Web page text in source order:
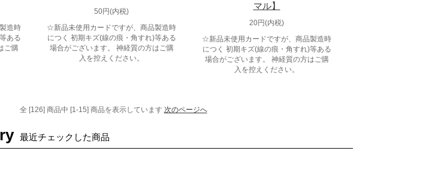
造時
ある
ご購
50円(内税)
☆新品未使用カードですが、商品製造時
につく 初期キズ(線の痕・角すれ)等ある
場合がございます。 神経質の方はご購
入を控えください。
マル】
20円(内税)
☆新品未使用カードですが、商品製造時
につく 初期キズ(線の痕・角すれ)等ある
場合がございます。 神経質の方はご購
入を控えください。
全 [126] 商品中 [1-15] 商品を表示しています 次のページへ
最近チェックした商品